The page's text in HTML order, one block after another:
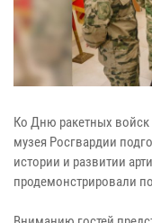
Ко Дню ракетных войск
музея Росгвардии
истории и развитии
продемонстрировали